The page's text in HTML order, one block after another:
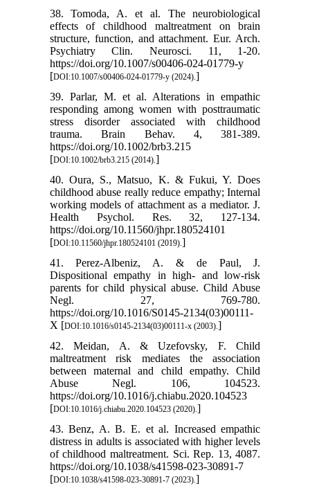
38. Tomoda, A. et al. The neurobiological
effects of childhood maltreatment on brain
structure, function, and attachment. Eur. Arch.
Psychiatry Clin. Neurosci. 11, 1-20.
https://doi.org/10.1007/s00406-024-01779-y
[DOI:10.1007/s00406-024-01779-y (2024).]
39. Parlar, M. et al. Alterations in empathic
responding among women with posttraumatic
stress disorder associated with childhood
trauma. Brain Behav. 4, 381-389.
https://doi.org/10.1002/brb3.215
[DOI:10.1002/brb3.215 (2014).]
40. Oura, S., Matsuo, K. & Fukui, Y. Does
childhood abuse really reduce empathy; Internal
working models of attachment as a mediator. J.
Health Psychol. Res. 32, 127-134.
https://doi.org/10.11560/jhpr.180524101
[DOI:10.11560/jhpr.180524101 (2019).]
41. Perez-Albeniz, A. & de Paul, J.
Dispositional empathy in high- and low-risk
parents for child physical abuse. Child Abuse
Negl. 27, 769-780.
https://doi.org/10.1016/S0145-2134(03)00111-
X [DOI:10.1016/s0145-2134(03)00111-x (2003).]
42. Meidan, A. & Uzefovsky, F. Child
maltreatment risk mediates the association
between maternal and child empathy. Child
Abuse Negl. 106, 104523.
https://doi.org/10.1016/j.chiabu.2020.104523
[DOI:10.1016/j.chiabu.2020.104523 (2020).]
43. Benz, A. B. E. et al. Increased empathic
distress in adults is associated with higher levels
of childhood maltreatment. Sci. Rep. 13, 4087.
https://doi.org/10.1038/s41598-023-30891-7
[DOI:10.1038/s41598-023-30891-7 (2023).]